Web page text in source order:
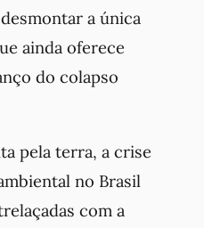
a única
ainda oferece
do colapso
pela terra, a crise
no Brasil
com a